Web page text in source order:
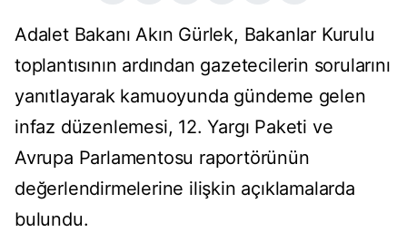
Adalet Bakanı Akın Gürlek, Bakanlar Kurulu
toplantısının ardından gazetecilerin sorularını
yanıtlayarak kamuoyunda gündeme gelen
infaz düzenlemesi, 12. Yargı Paketi ve
Avrupa Parlamentosu raportörünün
değerlendirmelerine ilişkin açıklamalarda
bulundu.